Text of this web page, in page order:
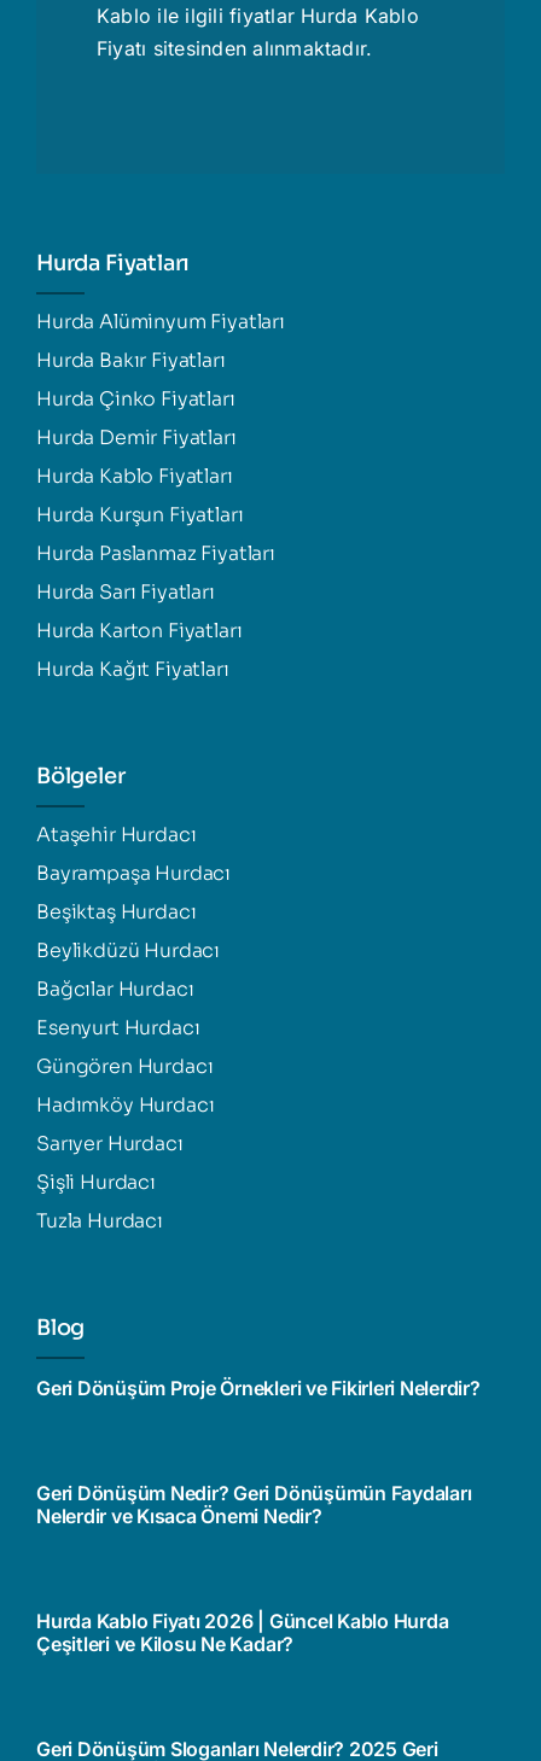
Kablo ile ilgili fiyatlar Hurda Kablo
Fiyatı sitesinden alınmaktadır.
Hurda Fiyatları
Hurda Alüminyum Fiyatları
Hurda Bakır Fiyatları
Hurda Çinko Fiyatları
Hurda Demir Fiyatları
Hurda Kablo Fiyatları
Hurda Kurşun Fiyatları
Hurda Paslanmaz Fiyatları
Hurda Sarı Fiyatları
Hurda Karton Fiyatları
Hurda Kağıt Fiyatları
Bölgeler
Ataşehir Hurdacı
Bayrampaşa Hurdacı
Beşiktaş Hurdacı
Beylikdüzü Hurdacı
Bağcılar Hurdacı
Esenyurt Hurdacı
Güngören Hurdacı
Hadımköy Hurdacı
Sarıyer Hurdacı
Şişli Hurdacı
Tuzla Hurdacı
Blog
Geri Dönüşüm Proje Örnekleri ve Fikirleri Nelerdir?
Geri Dönüşüm Nedir? Geri Dönüşümün Faydaları
Nelerdir ve Kısaca Önemi Nedir?
Hurda Kablo Fiyatı 2026 | Güncel Kablo Hurda
Çeşitleri ve Kilosu Ne Kadar?
Geri Dönüşüm Sloganları Nelerdir? 2025 Geri